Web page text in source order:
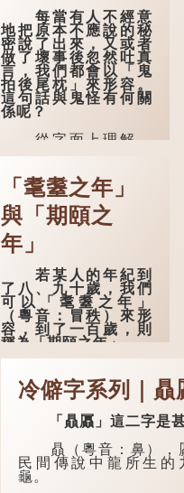
每當有人不經意
地把原本不應說的秘
密說了出來，又或者
做了壞事後忽然吐真
言，我們都會以「鬼
拍後尾枕」來形容。
這句話與鬼怪有何關
係呢？
從字面上理解，
「後尾枕」的本字應
zhěn，與「枕」同
音）。《說文解
字》：「䪴，項枕
也。」意思是頭後部
與枕頭接觸的地方。
說法，人會將一些不
欲為人所知的記憶藏
於頸後之處。如果忽
然吐真言，就好像被
不明東西（如鬼魂）
在後腦拍了一下，藏
在腦中的秘密便脫口
「耄耋之年」
與「期頤之
年」
若某人的年紀到
了八、九十歲，我們
可以「耄耋之年」
（粵音：冒秩）來形
容，到了一百歲，則
稱為「期頤之年」。
白的老人家，亦含有
思想紊亂的意思；
「耋」更有跌倒的意
思，也是用來形容老
曹操《對酒歌》
就曾寫道：「耄耋皆
冷僻字系列｜贔
「贔屭」這二字是甚
贔（粵音：鼻），
民間傳說中龍所生的
龜。